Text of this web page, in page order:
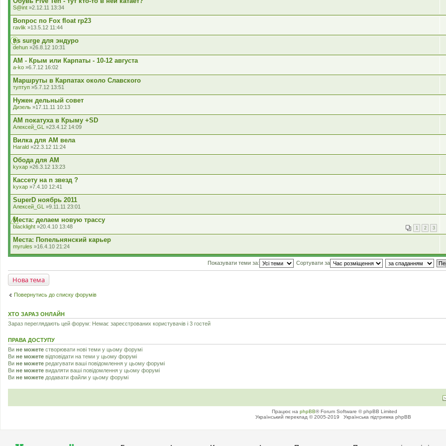
S@int »2.12.11 13:34
Вопрос по Fox float rp23
ravlik »13.5.12 11:44
ns surge для эндуро
dehun »26.8.12 10:31
АМ - Крым или Карпаты - 10-12 августа
a-ko »6.7.12 16:02
Маршруты в Карпатах около Славского
туптуп »5.7.12 13:51
Нужен дельный совет
Дизель »17.11.11 10:13
АМ покатуха в Крыму +SD
Алексей_GL »23.4.12 14:09
Вилка для АМ вела
Harald »22.3.12 11:24
Обода для АМ
kyxap »26.3.12 13:23
Кассету на n звезд ?
kyxap »7.4.10 12:41
SuperD ноябрь 2011
Алексей_GL »9.11.11 23:01
Места: делаем новую трассу
1 2 3
blacklight »20.4.10 13:48
Места: Попельнянский карьер
myrules »16.4.10 21:24
Показувати теми за: Сортувати за
Нова тема
Повернутись до списку форумів
ХТО ЗАРАЗ ОНЛАЙН
Зараз переглядають цей форум: Немає зареєстрованих користувачів і 3 гостей
ПРАВА ДОСТУПУ
Ви не можете створювати нові теми у цьому форумі
Ви не можете відповідати на теми у цьому форумі
Ви не можете редагувати ваші повідомлення у цьому форумі
Ви не можете видаляти ваші повідомлення у цьому форумі
Ви не можете додавати файли у цьому форумі
Працює на phpBB® Forum Software © phpBB Limited
Український переклад © 2005-2019
Українська підтримка phpBB